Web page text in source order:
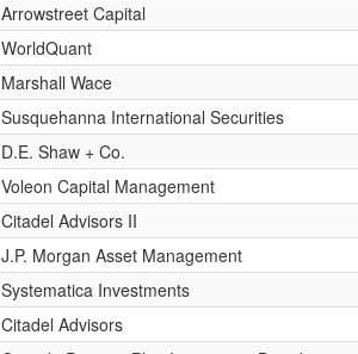
Arrowstreet Capital
WorldQuant
Marshall Wace
Susquehanna International Securities
D.E. Shaw + Co.
Voleon Capital Management
Citadel Advisors II
J.P. Morgan Asset Management
Systematica Investments
Citadel Advisors